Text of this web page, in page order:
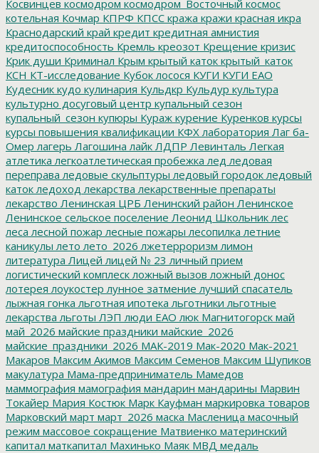
Косвинцев космодром космодром_Восточный космос
котельная Кочмар КПРФ КПСС кража кражи красная икра
Краснодарский край кредит кредитная амнистия
кредитоспособность Кремль креозот Крещение кризис
Крик души Криминал Крым крытый каток крытый_каток
КСН КТ-исследование Кубок лосося КУГИ КУГИ ЕАО
Кудесник кудо кулинария Кульдкр Кульдур культура
культурно досуговый центр купальный сезон
купальный_сезон купюры Кураж курение Куренков курсы
курсы повышения квалификации КФХ лаборатория Лаг ба-
Омер лагерь Лагошина лайк ЛДПР Левинталь Легкая
атлетика легкоатлетическая пробежка лед ледовая
переправа ледовые скульптуры ледовый городок ледовый
каток ледоход лекарства лекарственные препараты
лекарство Ленинская ЦРБ Ленинский район Ленинское
Ленинское сельское поселение Леонид Школьник лес
леса лесной пожар лесные пожары лесопилка летние
каникулы лето лето_2026 лжетерроризм лимон
литература Лицей лицей № 23 личный прием
логистический комплеск ложный вызов ложный донос
лотерея лоукостер лунное затмение лучший спасатель
лыжная гонка льготная ипотека льготники льготные
лекарства льготы ЛЭП люди ЕАО люк Магнитогорск май
май_2026 майские праздники майские_2026
майские_праздники_2026 МАК-2019 Мак-2020 Мак-2021
Макаров Максим Акимов Максим Семенов Максим Шупиков
макулатура Мама-предприниматель Мамедов
маммография мамография мандарин мандарины Марвин
Токайер Мария Костюк Марк Кауфман маркировка товаров
Марковский март март_2026 маска Масленица масочный
режим массовое сокращение Матвиенко материнский
капитал маткапитал Махинько Маяк МВД медаль